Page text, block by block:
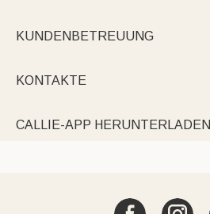
KUNDENBETREUUNG
KONTAKTE
CALLIE-APP HERUNTERLADEN